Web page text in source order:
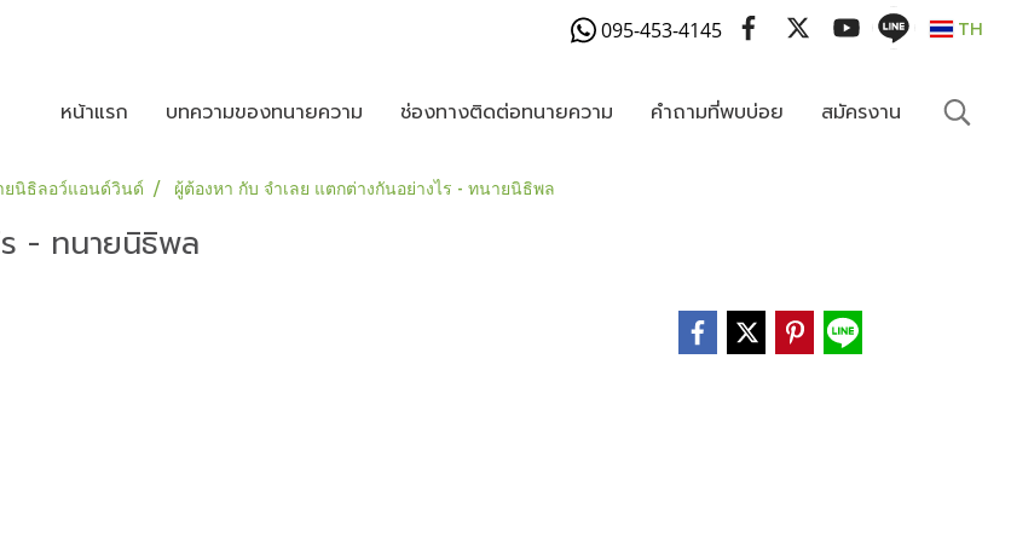
095-453-4145 TH
หน้าแรก บทความของทนายความ ช่องทางติดต่อทนายความ คำถามที่พบบ่อย สมัครงาน
นิธิลอว์แอนด์วินด์ ผู้ต้องหา กับ จำเลย แตกต่างกันอย่างไร - ทนายนิธิพล
- ทนายนิธิพล